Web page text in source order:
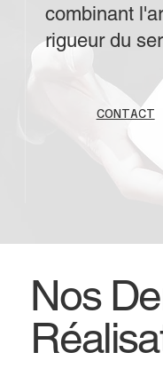
CONTACT
combinant
rigueur du
Nos